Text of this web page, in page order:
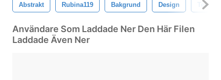
Abstrakt Rubina119 Bakgrund Design Textur
Användare Som Laddade Ner Den Här Filen
Laddade Även Ner